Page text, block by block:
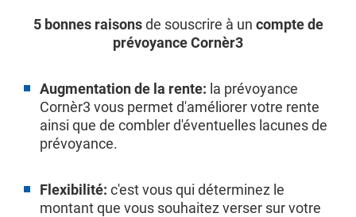
5 bonnes raisonsde souscrire à un compte de
prévoyance Cornèr3
Augmentation de la rente: la prévoyance
Cornèr3 vous permet d'améliorer votre rente
ainsi que de combler d'éventuelles lacunes de
prévoyance.
Flexibilité: c'est vous qui déterminez le
montant que vous souhaitez verser sur votre